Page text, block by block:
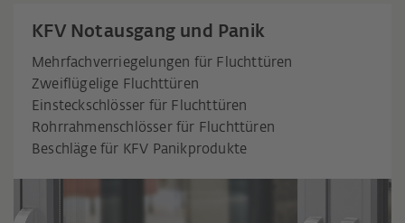
KFV Notausgang und Panik
Mehrfachverriegelungen für Fluchttüren
Zweiflügelige Fluchttüren
Einsteckschlösser für Fluchttüren
Rohrrahmenschlösser für Fluchttüren
Beschläge für KFV Panikprodukte